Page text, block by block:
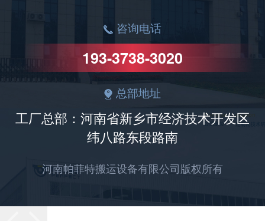
咨询电话
193-3738-3020
总部地址
工厂总部：河南省新乡市经济技术开发区
纬八路东段路南
河南帕菲特搬运设备有限公司版权所有